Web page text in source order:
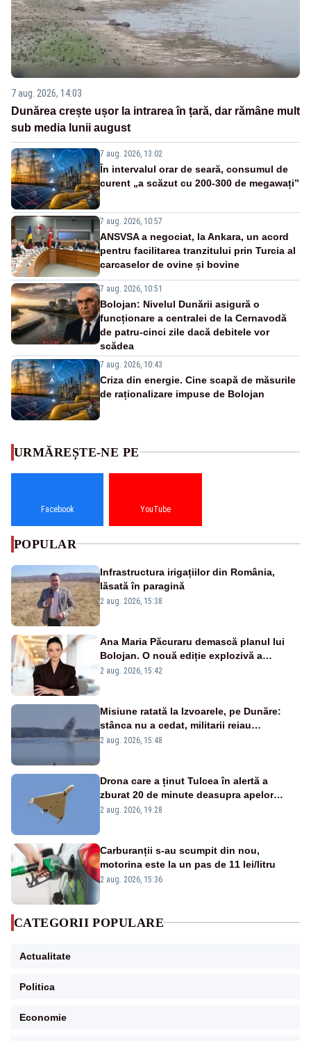
7 aug. 2026, 14:03
Dunărea crește ușor la intrarea în țară, dar rămâne mult
sub media lunii august
7 aug. 2026, 13:02
În intervalul orar de seară, consumul de
curent „a scăzut cu 200-300 de megawați”
7 aug. 2026, 10:57
ANSVSA a negociat, la Ankara, un acord
pentru facilitarea tranzitului prin Turcia al
carcaselor de ovine și bovine
7 aug. 2026, 10:51
Bolojan: Nivelul Dunării asigură o
funcționare a centralei de la Cernavodă
de patru-cinci zile dacă debitele vor
scădea
7 aug. 2026, 10:43
Criza din energie. Cine scapă de măsurile
de raționalizare impuse de Bolojan
URMĂREȘTE-NE PE
Facebook YouTube
POPULAR
Infrastructura irigațiilor din România,
lăsată în paragină
2 aug. 2026, 15:38
Ana Maria Păcuraru demască planul lui
Bolojan. O nouă ediție explozivă a
emisiunii „Miza Zilei” la Realitatea PLUS
2 aug. 2026, 15:42
Misiune ratată la Izvoarele, pe Dunăre:
stânca nu a cedat, militarii reiau
detonările luni – VIDEO
2 aug. 2026, 15:48
Drona care a ținut Tulcea în alertă a
zburat 20 de minute deasupra apelor
României. Au fost ridicate două F-16
2 aug. 2026, 19:28
Carburanții s-au scumpit din nou,
motorina este la un pas de 11 lei/litru
2 aug. 2026, 15:36
CATEGORII POPULARE
Actualitate
Politica
Economie